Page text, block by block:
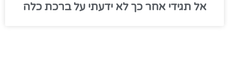
אל תגידי אחר כך לא ידעתי על ברכת כלה